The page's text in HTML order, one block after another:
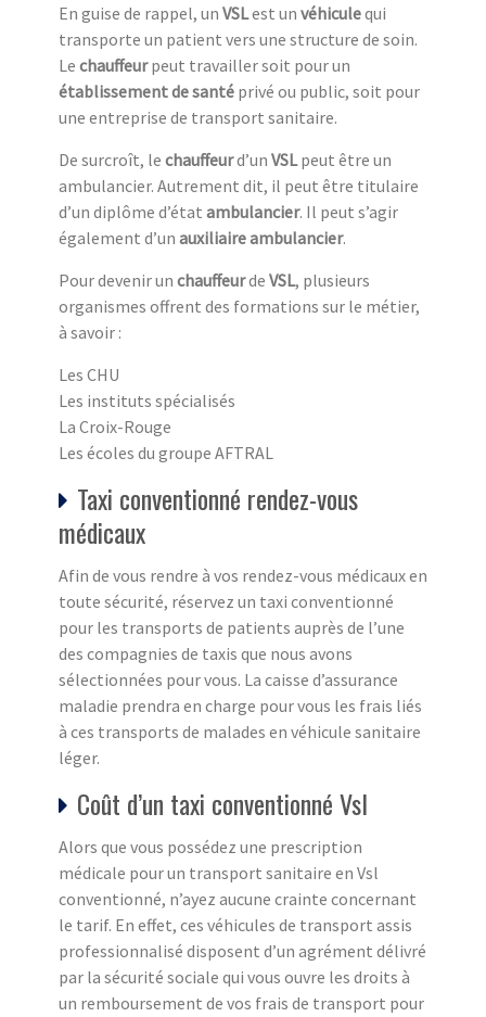
En guise de rappel, un VSLest un véhiculequi
transporte un patient vers une structure de soin.
Le chauffeurpeut travailler soit pour un
établissement de santé privé ou public, soit pour
une entreprise de transport sanitaire.
De surcroît, le chauffeurd’un VSLpeut être un
ambulancier. Autrement dit, il peut être titulaire
d’un diplôme d’état ambulancier. Il peut s’agir
également d’un auxiliaire ambulancier.
Pour devenir un chauffeurde VSL, plusieurs
organismes offrent des formations sur le métier,
à savoir :
Les CHU
Les instituts spécialisés
La Croix-Rouge
Les écoles du groupe AFTRAL
Taxi conventionné rendez-vous
médicaux
Afin de vous rendre à vos rendez-vous médicaux en
toute sécurité, réservez un taxi conventionné
pour les transports de patients auprès de l’une
des compagnies de taxis que nous avons
sélectionnées pour vous. La caisse d’assurance
maladie prendra en charge pour vous les frais liés
à ces transports de malades en véhicule sanitaire
léger.
Coût d’un taxi conventionné Vsl
Alors que vous possédez une prescription
médicale pour un transport sanitaire en Vsl
conventionné, n’ayez aucune crainte concernant
le tarif. En effet, ces véhicules de transport assis
professionnalisé disposent d’un agrément délivré
par la sécurité sociale qui vous ouvre les droits à
un remboursement de vos frais de transport pour